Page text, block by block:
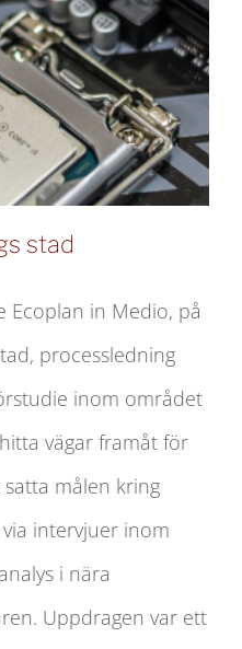
stad
stad
Ecoplan in Medio, på
processledning
inom området
vägar framåt för
målen kring
intervjuer inom
i nära
Uppdragen var ett